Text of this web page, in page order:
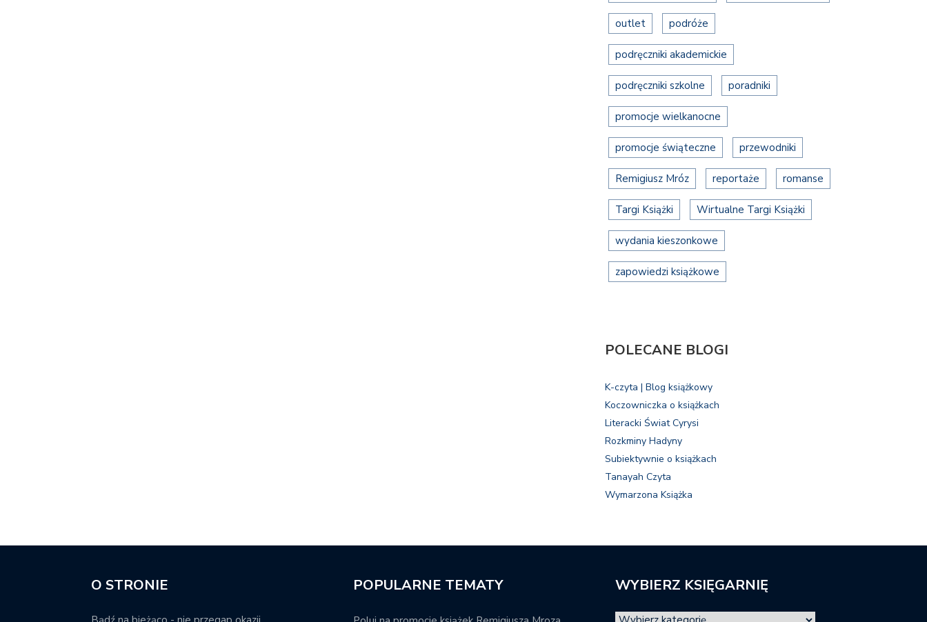
outlet podróże
podręczniki akademickie
podręczniki szkolne poradniki
promocje wielkanocne
promocje świąteczne przewodniki
Remigiusz Mróz reportaże romanse
Targi Książki Wirtualne Targi Książki
wydania kieszonkowe
zapowiedzi książkowe
POLECANE BLOGI
K-czyta | Blog książkowy
Koczowniczka o książkach
Literacki Świat Cyrysi
Rozkminy Hadyny
Subiektywnie o książkach
Tanayah Czyta
Wymarzona Książka
O STRONIE POPULARNE TEMATY WYBIERZ KSIĘGARNIĘ